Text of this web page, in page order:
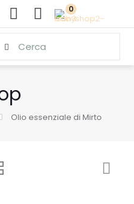
0
Olio essenziale di Mirto